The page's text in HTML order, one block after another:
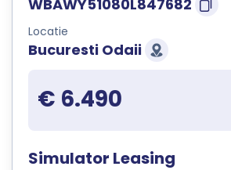
WBAWY51080L847682
Locatie
Bucuresti Odaii
€ 6.490
Simulator Leasing